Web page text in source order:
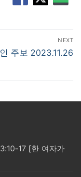
NEXT
주보 2023.11.26
17 [한 여자가